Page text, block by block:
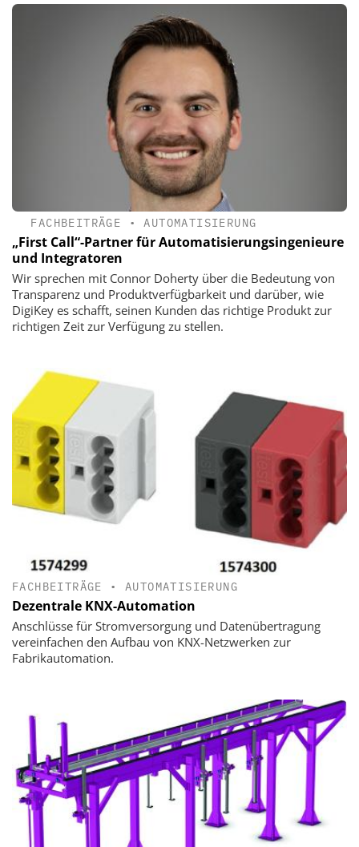
FACHBEITRÄGE •AUTOMATISIERUNG
„First Call“-Partner für ­Automatisierungsingenieure
und Integratoren
Wir sprechen mit Connor Doherty über die Bedeutung von
Transparenz und Produktverfügbarkeit und darüber, wie
DigiKey es schafft, seinen Kunden das richtige Produkt zur
richtigen Zeit zur Verfügung zu stellen.
FACHBEITRÄGE • AUTOMATISIERUNG
Dezentrale KNX-Automation
Anschlüsse für Stromversorgung und Datenübertragung
vereinfachen den Aufbau von KNX-Netzwerken zur
Fabrikautomation.